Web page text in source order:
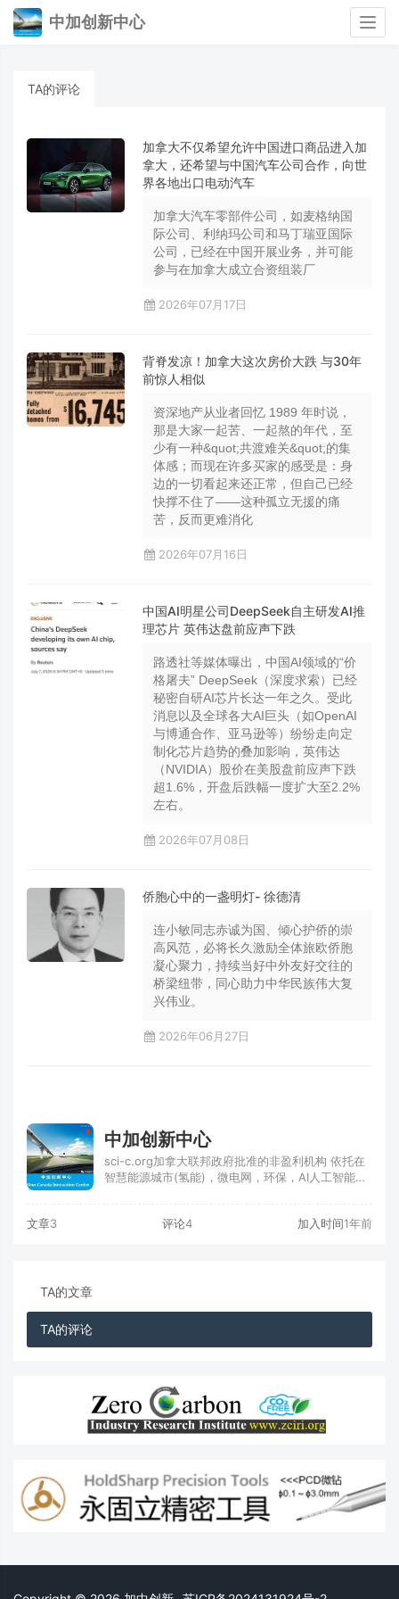
中加创新中心
TA的评论
加拿大不仅希望允许中国进口商品进入加
拿大，还希望与中国汽车公司合作，向世
界各地出口电动汽车
加拿大汽车零部件公司，如麦格纳国
际公司、利纳玛公司和马丁瑞亚国际
公司，已经在中国开展业务，并可能
参与在加拿大成立合资组装厂
2026年07月17日
背脊发凉！加拿大这次房价大跌 与30年
前惊人相似
资深地产从业者回忆 1989 年时说，
那是大家一起苦、一起熬的年代，至
少有一种&quot;共渡难关&quot;的集
体感；而现在许多买家的感受是：身
边的一切看起来还正常，但自己已经
快撑不住了——这种孤立无援的痛
苦，反而更难消化
2026年07月16日
中国AI明星公司DeepSeek自主研发AI推
理芯片 英伟达盘前应声下跌
路透社等媒体曝出，中国AI领域的“价
格屠夫” DeepSeek（深度求索）已经
秘密自研AI芯片长达一年之久。受此
消息以及全球各大AI巨头（如OpenAI
与博通合作、亚马逊等）纷纷走向定
制化芯片趋势的叠加影响，英伟达
（NVIDIA）股价在美股盘前应声下跌
超1.6%，开盘后跌幅一度扩大至2.2%
左右。
2026年07月08日
侨胞心中的一盏明灯- 徐德清
连小敏同志赤诚为国、倾心护侨的崇
高风范，必将长久激励全体旅欧侨胞
凝心聚力，持续当好中外友好交往的
桥梁纽带，同心助力中华民族伟大复
兴伟业。
2026年06月27日
中加创新中心
sci-c.org加拿大联邦政府批准的非盈利机构 依托在
智慧能源城市(氢能)，微电网，环保，AI人工智能，
文章3 评论4 加入时间1年前
TA的文章
TA的评论